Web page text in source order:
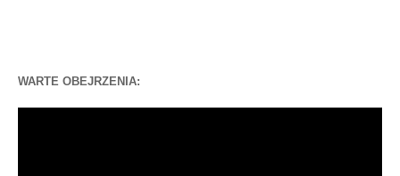
WARTE OBEJRZENIA: